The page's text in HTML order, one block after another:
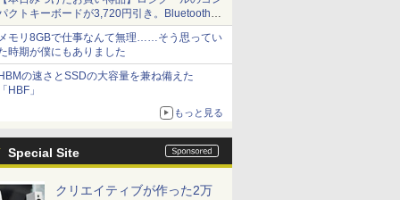
クトキーボードが3,720円引き。Bluetoothで3
接続対応
モリ8GBで仕事なんて無理……そう思ってい
時期が僕にもありました
の速さとSSDの大容量を兼ね備えた
HBF」
もっと見る
Special Site
クリエイティブが作った2万